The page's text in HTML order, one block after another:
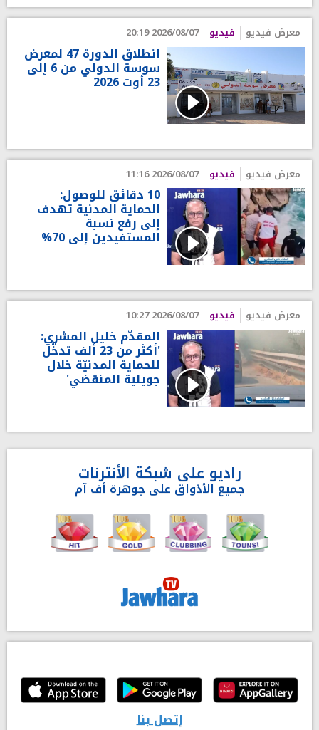
معرض فيديو فيديو 2026/08/07 20:19
انطلاق الدورة 47 لمعرض
سوسة الدولي من 6 إلى
23 أوت 2026
معرض فيديو فيديو 2026/08/07 11:16
10 دقائق للوصول:
الحماية المدنية تهدف
إلى رفع نسبة
المستفيدين إلى 70%
معرض فيديو فيديو 2026/08/07 10:27
المقدّم خليل المشري:
'أكثر من 23 ألف تدخّل
للحماية المدنيّة خلال
جويلية المنقضي'
راديو على شبكة الأنترنات
جميع الأذواق على جوهرة أف آم
إتصل بنا